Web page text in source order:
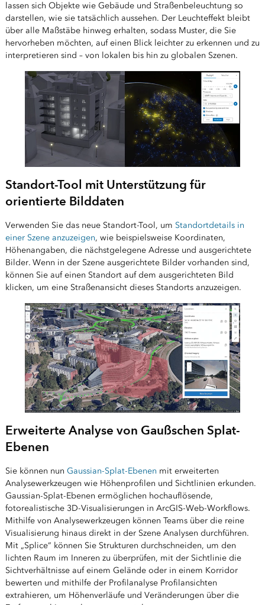
lassen sich Objekte wie Gebäude und Straßenbeleuchtung so
darstellen, wie sie tatsächlich aussehen. Der Leuchteffekt bleibt
über alle Maßstäbe hinweg erhalten, sodass Muster, die Sie
hervorheben möchten, auf einen Blick leichter zu erkennen und zu
interpretieren sind – von lokalen bis hin zu globalen Szenen.
Standort-Tool mit Unterstützung für
orientierte Bilddaten
Verwenden Sie das neue Standort-Tool, um Standortdetails in
einer Szene anzuzeigen, wie beispielsweise Koordinaten,
Höhenangaben, die nächstgelegene Adresse und ausgerichtete
Bilder. Wenn in der Szene ausgerichtete Bilder vorhanden sind,
können Sie auf einen Standort auf dem ausgerichteten Bild
klicken, um eine Straßenansicht dieses Standorts anzuzeigen.
Erweiterte Analyse von Gaußschen Splat-
Ebenen
Sie können nun Gaussian-Splat-Ebenen mit erweiterten
Analysewerkzeugen wie Höhenprofilen und Sichtlinien erkunden.
Gaussian-Splat-Ebenen ermöglichen hochauflösende,
fotorealistische 3D-Visualisierungen in ArcGIS-Web-Workflows.
Mithilfe von Analysewerkzeugen können Teams über die reine
Visualisierung hinaus direkt in der Szene Analysen durchführen.
Mit „Splice“ können Sie Strukturen durchschneiden, um den
lichten Raum im Inneren zu überprüfen, mit der Sichtlinie die
Sichtverhältnisse auf einem Gelände oder in einem Korridor
bewerten und mithilfe der Profilanalyse Profilansichten
extrahieren, um Höhenverläufe und Veränderungen über die